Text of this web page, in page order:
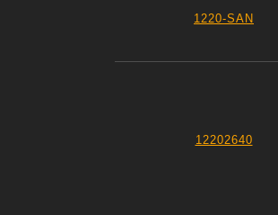
1220-SAN
12202640